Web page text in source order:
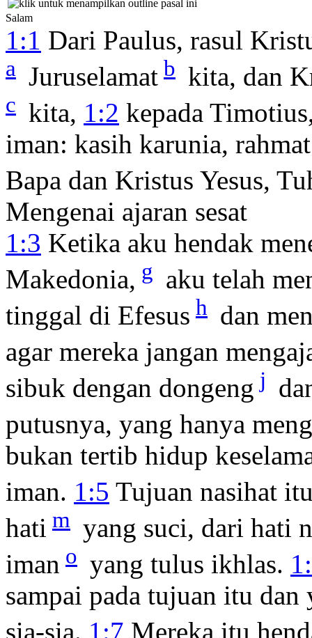
Salam
1:1 Dari Paulus, rasul
a Juruselamat b kita, dan
c kita, 1:2 kepada
iman: kasih karunia,
Bapa dan Kristus Yesus,
Mengenai ajaran sesat
1:3 Ketika aku hendak
Makedonia, g aku telah
tinggal di Efesus h dan
agar mereka jangan
sibuk dengan dongeng j
putusnya, yang hanya
bukan tertib hidup
iman. 1:5 Tujuan nasihat
hati m yang suci, dari hati
iman o yang tulus ikhlas.
sampai pada tujuan itu dan
sia-sia. 1:7 Mereka itu